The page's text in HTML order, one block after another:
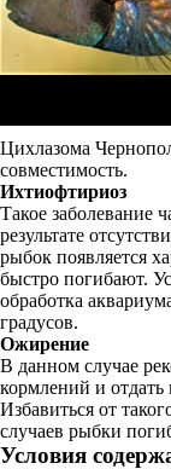
Цихлазома
совместимость.
Ихтиофтириоз
Такое заболевание
результате
рыбок появляется
быстро погибают.
обработка
градусов.
Ожирение
В данном случае
кормлений и
Избавиться от
случаев рыбки
Условия